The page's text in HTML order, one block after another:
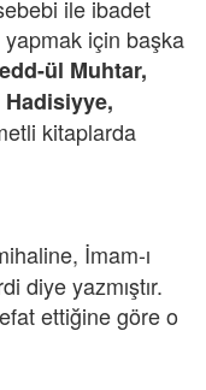
ile ibadet
için başka
ül Muhtar,
kitaplarda
İmam-ı
diye yazmıştır.
ettiğine göre o